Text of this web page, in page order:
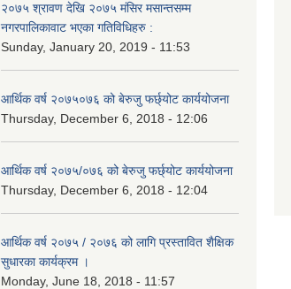
२०७५ श्रावण देखि २०७५ मंसिर मसान्तसम्म
नगरपालिकावाट भएका गतिविधिहरु :
Sunday, January 20, 2019 - 11:53
आर्थिक वर्ष २०७५०७६ को बेरुजु फर्छ्योट कार्ययोजना
Thursday, December 6, 2018 - 12:06
आर्थिक वर्ष २०७५/०७६ को बेरुजु फर्छ्योट कार्ययोजना
Thursday, December 6, 2018 - 12:04
आर्थिक वर्ष २०७५ / २०७६ को लागि प्रस्तावित शैक्षिक
सुधारका कार्यक्रम ।
Monday, June 18, 2018 - 11:57